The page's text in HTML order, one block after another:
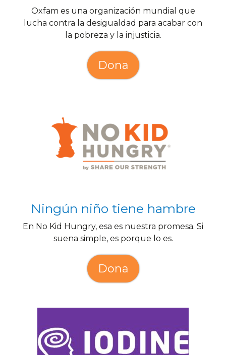
Oxfam es una organización mundial que
lucha contra la desigualdad para acabar con
la pobreza y la injusticia.
Dona
Ningún niño tiene hambre
En No Kid Hungry, esa es nuestra promesa. Si
suena simple, es porque lo es.
Dona